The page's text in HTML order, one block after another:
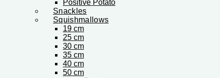
Positive Potato
Snackles
Squishmallows
19 cm
25 cm
30 cm
35 cm
40 cm
50 cm